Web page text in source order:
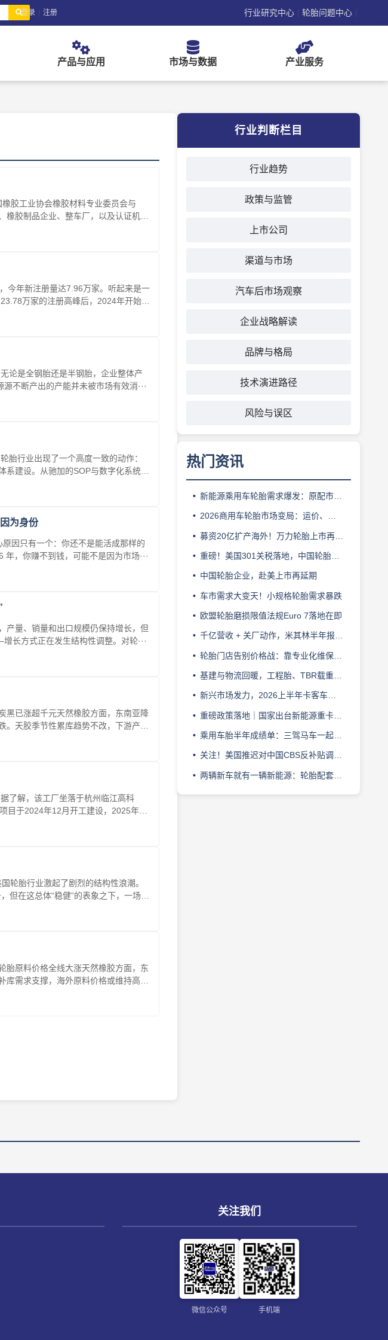
登录 | 注册 行业研究中心 | 轮胎问题中心 |
产品与应用 市场与数据 产业服务
胶工业协会橡胶材料专业委员会与
橡胶制品企业、整车厂，以及认证机
今年新注册量达7.96万家。听起来是一
万家的注册高峰后，2024年开始掉
论是全钢胎还是半钢胎，企业整体产
不断产出的产能并未被市场有效消···
胎行业出现了一个高度一致的动作：
建设。从驰加的SOP与数字化系统，
为身份
因只有一个：你还不是能活成那样的
，你赚不到钱，可能不是因为市场···
产量、销量和出口规模仍保持增长，但
长方式正在发生结构性调整。对轮···
黑已涨超千元天然橡胶方面，东南亚降
天胶季节性累库趋势不改，下游产销
了解，该工厂坐落于杭州临江高科
目于2024年12月开工建设，2025年11
轮胎行业激起了剧烈的结构性浪潮。
在这总体“稳健”的表象之下，一场深
胎原料价格全线大涨天然橡胶方面，东
需求支撑，海外原料价格或维持高位
行业判断栏目
行业趋势
政策与监管
上市公司
渠道与市场
汽车后市场观察
企业战略解读
品牌与格局
技术演进路径
风险与误区
热门资讯
新能源乘用车轮胎需求爆发：原配市场红利与替换渠道难点解析
2026商用车轮胎市场变局：运价、限重、维保成本如何影响车队换胎选择
募资20亿扩产海外！万力轮胎上市再进一步
重磅！美国301关税落地，中国轮胎移道东南亚也难避
中国轮胎企业，赴美上市再延期
车市需求大变天！小规格轮胎需求暴跌
欧盟轮胎磨损限值法规Euro 7落地在即
千亿营收 + 关厂动作，米其林半年报透露哪些信号？
轮胎门店告别价格战：靠专业化维保服务提升终端溢价能力
基建与物流回暖，工程胎、TBR载重胎市场增量空间研判
新兴市场发力，2026上半年卡客车轮胎出口创新高
重磅政策落地｜国家出台新能源重卡规模化发展顶层实施方案
乘用车胎半年成绩单：三驾马车一起慢，行业进入“挤利润”
关注！美国推迟对中国CBS反补贴调查初裁时间
两辆新车就有一辆新能源：轮胎配套迎格局重构
关注我们
微信公众号 手机端